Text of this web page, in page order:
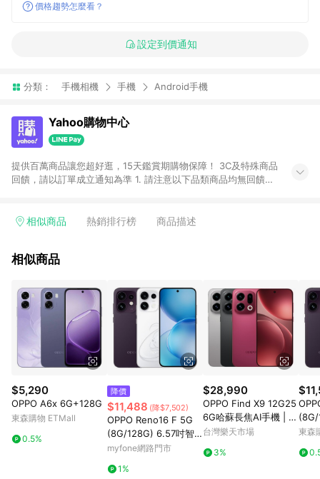
價格趨勢怎麼看？
設定到價通知
分類： 手機相機 手機 Android手機
Yahoo購物中心
提供百萬商品讓您超好逛，15天鑑賞期購物保障！ 3C及特殊商品
回饋，請以訂單成立通知為準 1. 請注意以下品類商品均無回饋：
電玩/遊戲/相機/單眼/鏡頭/拍立得 [2024/6/1起適用] -內接硬
的購回饋活動享Yahoo超贈點回饋者 - 購物中心商店之商品：商
3. 訂單回饋金額將扣除運費/購物金/超贈點/福利金/紅利折抵/折
價券等虛擬貨幣折抵 4. 大宗採購或批發轉賣不具回饋資格： 如
有相關事證認定您為大宗採購、批發轉賣而非最終消費使用者，
相關認定以Yahoo購物中心之認定為準
相似商品 熱銷排行榜 商品描述
相似商品
$5,290
OPPO A6x 6G+128G
東森購物 ETMall
0.5%
降價
$11,488 (降$7,502)
OPPO Reno16 F 5G
(8G/128G) 6.57吋智
慧型手機幻白星球
myfone網路門市
1%
$28,990
OPPO Find X9 12G25
6G哈蘇長焦AI手機 | 領
券折200 | APP下單賺
台灣樂天市場
3%
慧型
東森